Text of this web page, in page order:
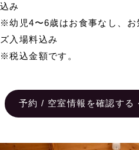
込み
※幼児4〜6歳はお食事なし、
ズ入場料込み
※税込金額です。
予約 / 空室情報を確認する